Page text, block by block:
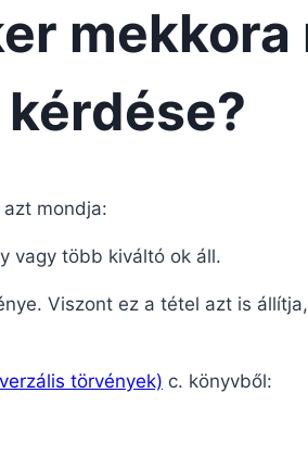
azt mondja:
vagy több kiváltó ok áll.
Viszont ez a tétel azt is
törvények) c. könyvből: